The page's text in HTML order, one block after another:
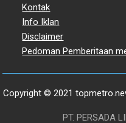
Kontak
Info Iklan
Disclaimer
Pedoman Pemberitaan
Copyright © 2021
PT. PERSADA